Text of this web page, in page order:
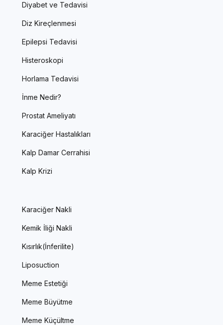
Diyabet ve Tedavisi
Diz Kireçlenmesi
Epilepsi Tedavisi
Histeroskopi
Horlama Tedavisi
İnme Nedir?
Prostat Ameliyatı
Karaciğer Hastalıkları
Kalp Damar Cerrahisi
Kalp Krizi
Karaciğer Nakli
Kemik İliği Nakli
Kısırlık(İnferilite)
Liposuction
Meme Estetiği
Meme Büyütme
Meme Küçültme